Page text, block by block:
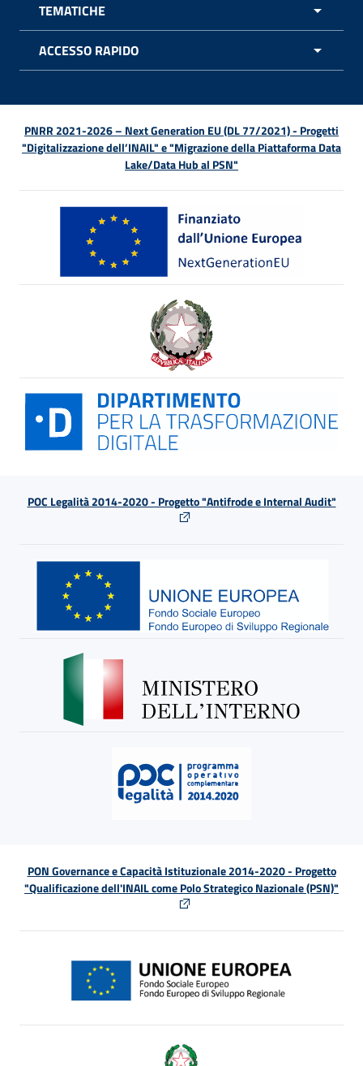
TEMATICHE
ACCESSO RAPIDO
PNRR 2021-2026 – Next Generation EU (DL 77/2021) - Progetti
"Digitalizzazione dell’INAIL" e "Migrazione della Piattaforma Data
Lake/Data Hub al PSN"
POC Legalità 2014-2020 - Progetto "Antifrode e Internal Audit"
PON Governance e Capacità Istituzionale 2014-2020 - Progetto
"Qualificazione dell'INAIL come Polo Strategico Nazionale (PSN)"